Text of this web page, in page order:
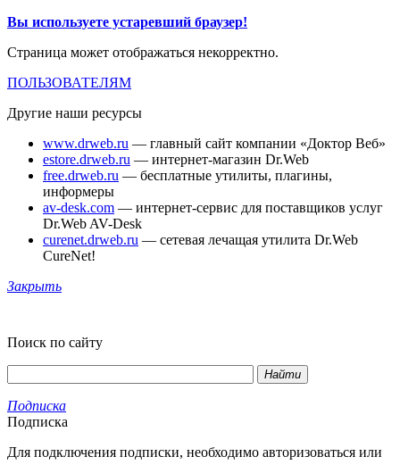
Вы используете устаревший браузер!
Страница может отображаться некорректно.
ПОЛЬЗОВАТЕЛЯМ
Другие наши ресурсы
www.drweb.ru — главный сайт компании «Доктор Веб»
estore.drweb.ru — интернет-магазин Dr.Web
free.drweb.ru — бесплатные утилиты, плагины,
информеры
av-desk.com — интернет-сервис для поставщиков услуг
Dr.Web AV-Desk
curenet.drweb.ru — сетевая лечащая утилита Dr.Web
CureNet!
Закрыть
Поиск по сайту
Найти
Подписка
Подписка
Для подключения подписки, необходимо авторизоваться или